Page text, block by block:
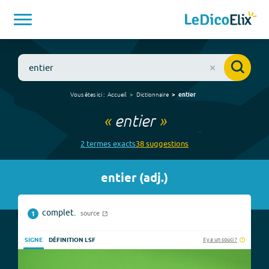
Vous êtes ici : Accueil Dictionnaire entier
« entier»
2 termesexacts38suggestions
entier(adj.)
1 complet. source
SIGNE DÉFINITION LSF Il y a un souci ?